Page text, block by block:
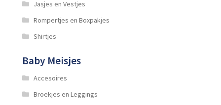
Jasjes en Vestjes
Rompertjes en Boxpakjes
Shirtjes
Baby Meisjes
Accesoires
Broekjes en Leggings